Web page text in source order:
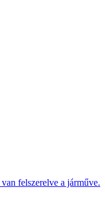
felszerelve a járműve.